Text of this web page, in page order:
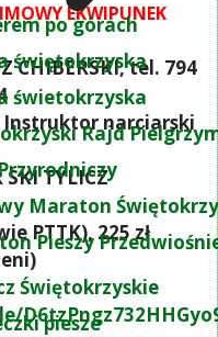
po górach
świętokrzyska
świetokrzyska
Rajd
Maraton
Pieszy
Świętokrzyskie
piesze
EKWIPUNEK
CHIBERSKI, tel. 794
Instruktor narciarski
SKI TYLICZ
PTTK), 225 zł